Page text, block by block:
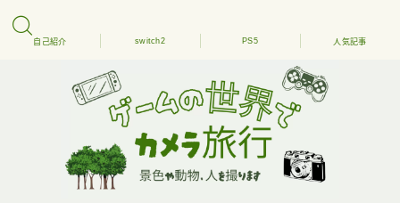
自己紹介 switch2 PS5 人気記事